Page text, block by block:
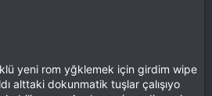
yeni rom yğklemek için girdim wipe
alttaki dokunmatik tuşlar çalışıyo